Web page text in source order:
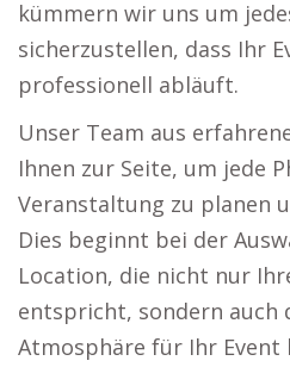
kümmern wir uns um
sicherzustellen, dass Ihr
professionell abläuft.
Unser Team aus
Ihnen zur Seite, um jede
Veranstaltung zu planen
Dies beginnt bei der
Location, die nicht nur
entspricht, sondern auch
Atmosphäre für Ihr